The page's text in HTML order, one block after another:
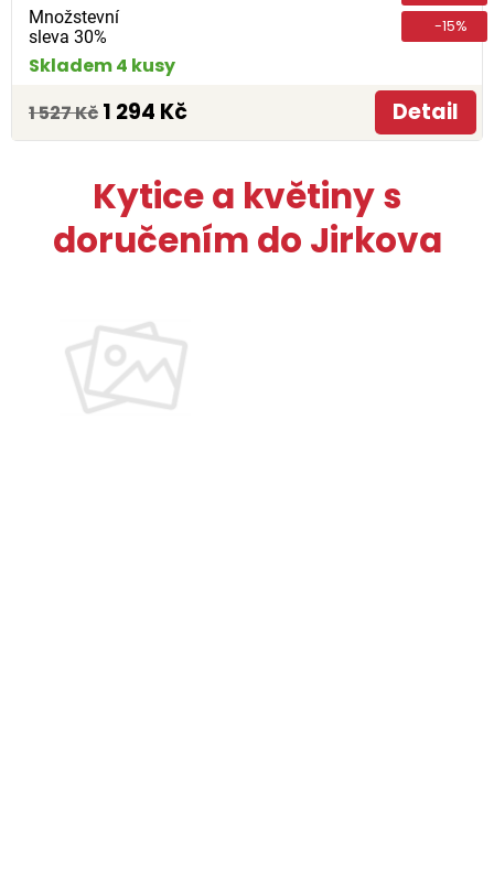
Množstevní
sleva 30%
-15%
Skladem 4 kusy
1 527 Kč 1 294 Kč Detail
Kytice a květiny s
doručením do Jirkova